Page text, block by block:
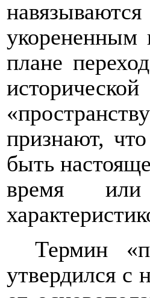
плане
признают,
быть
время или
Термин
утвердился с